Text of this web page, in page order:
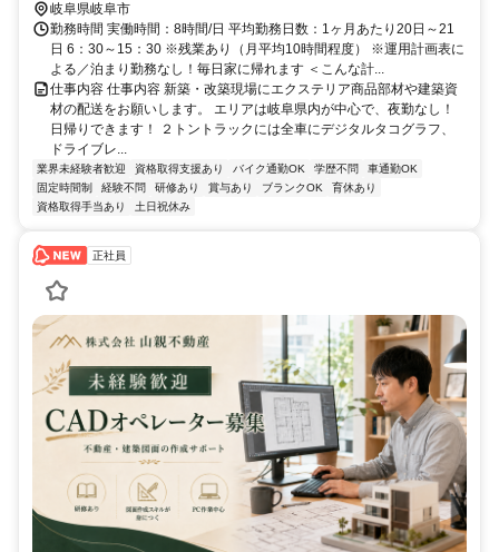
岐阜県岐阜市
勤務時間 実働時間：8時間/日 平均勤務日数：1ヶ月あたり20日～21
日 6：30～15：30 ※残業あり（月平均10時間程度） ※運用計画表に
よる／泊まり勤務なし！毎日家に帰れます ＜こんな計...
仕事内容 仕事内容 新築・改築現場にエクステリア商品部材や建築資
材の配送をお願いします。 エリアは岐阜県内が中心で、夜勤なし！
日帰りできます！ ２トントラックには全車にデジタルタコグラフ、
ドライブレ...
業界未経験者歓迎 資格取得支援あり バイク通勤OK 学歴不問
車通勤OK
固定時間制
経験不問 研修あり 賞与あり ブランクOK
育休あり
資格取得手当あり
土日祝休み
正社員